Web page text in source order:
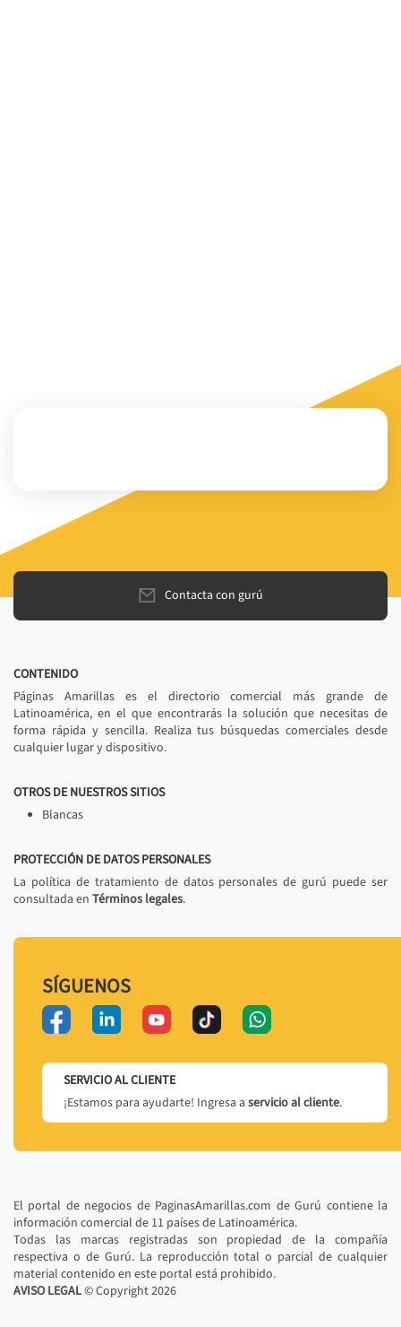
Contacta con gurú
CONTENIDO
Páginas Amarillas es el directorio comercial más grande de
Latinoamérica, en el que encontrarás la solución que necesitas de
forma rápida y sencilla. Realiza tus búsquedas comerciales desde
cualquier lugar y dispositivo.
OTROS DE NUESTROS SITIOS
Blancas
PROTECCIÓN DE DATOS PERSONALES
La política de tratamiento de datos personales de gurú puede ser
consultada en Términos legales.
SÍGUENOS
SERVICIO AL CLIENTE
¡Estamos para ayudarte! Ingresa a servicio al cliente.
El portal de negocios de PaginasAmarillas.com de Gurú contiene la
información comercial de 11 países de Latinoamérica.
Todas las marcas registradas son propiedad de la compañía
respectiva o de Gurú. La reproducción total o parcial de cualquier
material contenido en este portal está prohibido.
AVISO LEGAL© Copyright2026